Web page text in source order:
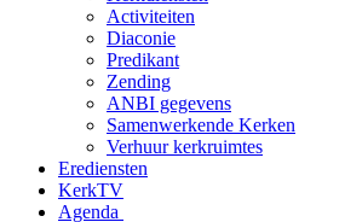
Activiteiten
Diaconie
Predikant
Zending
ANBI gegevens
Samenwerkende Kerken
Verhuur kerkruimtes
Erediensten
KerkTV
Agenda